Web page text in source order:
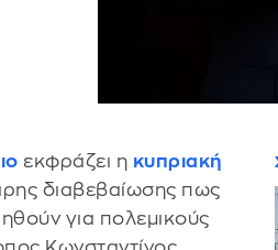
εκφράζει η κυπριακή
διαβεβαίωσης πως
για πολεμικούς